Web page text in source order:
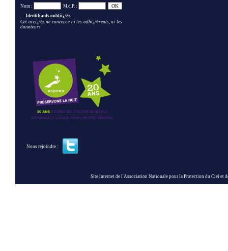
Nom :
M.d.P. :
Identifiants oubliï¿½s
Cet accï¿½s ne concerne ni les adhï¿½rents, ni les
donateurs
Nous rejoindre :
Site internet de l'Association Nationale pour la Protection du Ciel et de